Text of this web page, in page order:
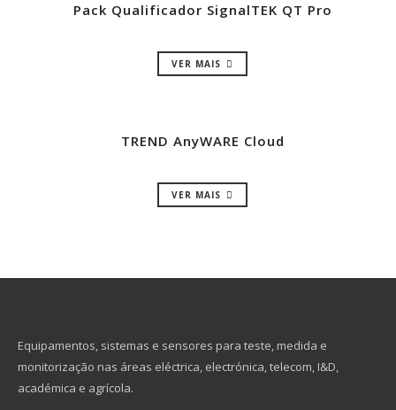
Pack Qualificador SignalTEK QT Pro
VER MAIS
TREND AnyWARE Cloud
VER MAIS
Equipamentos, sistemas e sensores para teste, medida e
monitorização nas áreas eléctrica, electrónica, telecom, I&D,
académica e agrícola.